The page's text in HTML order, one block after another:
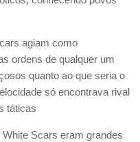
agiam como
ordens de qualquer um
quanto ao que seria o
só encontrava rival
táticas
Scars eram grandes